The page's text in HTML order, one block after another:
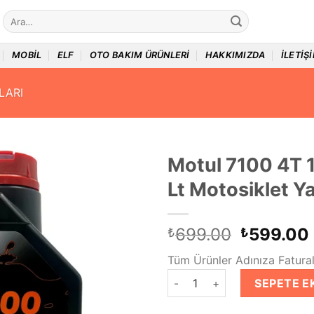
Ara:
MOBIL ELF OTO BAKIM ÜRÜNLERI HAKKIMIZDA
Motul 7100 4T
Lt Motosiklet
₺699.00 Orijinal
fiyat:
₺599.00
Tüm Ürünler Adınıza
Motul 7100 4T 10W50 1 Lt
SEPETE